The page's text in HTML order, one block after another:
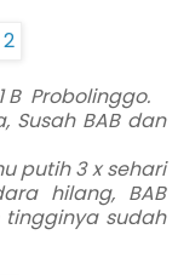
B Probolinggo.
Susah BAB dan
putih 3 x sehari
hilang, BAB
sudah